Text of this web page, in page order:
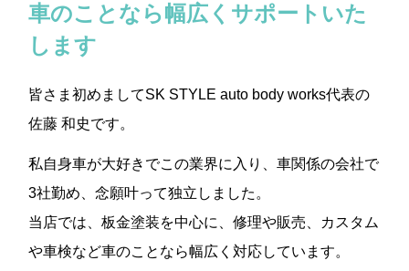
車のことなら幅広くサポートいた
します
皆さま初めましてSK STYLE auto body works代表の
佐藤 和史です。
私自身車が大好きでこの業界に入り、車関係の会社で
3社勤め、念願叶って独立しました。
当店では、板金塗装を中心に、修理や販売、カスタム
や車検など車のことなら幅広く対応しています。